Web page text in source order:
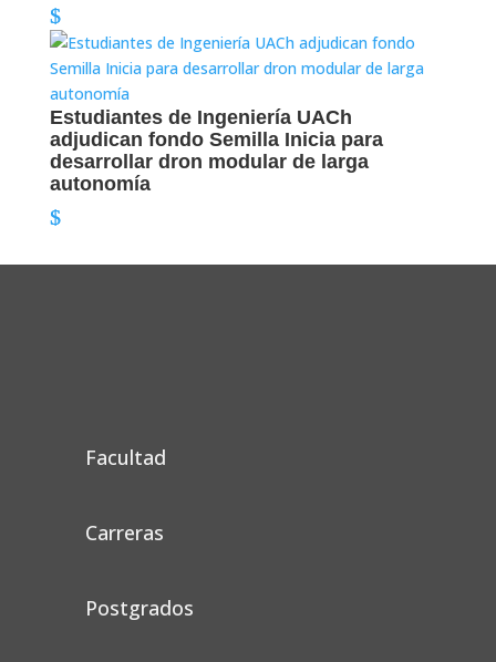
Estudiantes de Ingeniería UACh
adjudican fondo Semilla Inicia para
desarrollar dron modular de larga
autonomía
Facultad
Carreras
Postgrados